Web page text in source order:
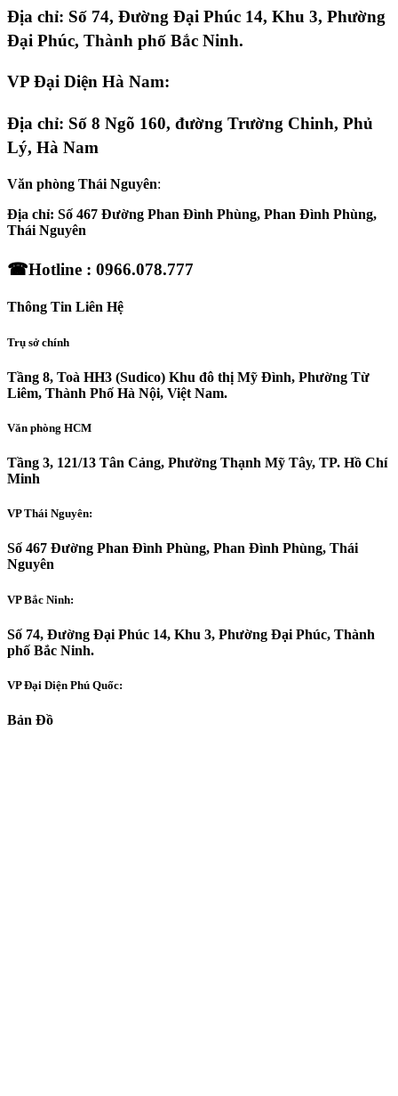
Địa chỉ: Số 74, Đường Đại Phúc 14, Khu 3, Phường
Đại Phúc, Thành phố Bắc Ninh.
VP Đại Diện Hà Nam:
Địa chỉ: Số 8 Ngõ 160, đường Trường Chinh, Phủ
Lý, Hà Nam
Văn phòng Thái Nguyên:
Địa chỉ: Số 467 Đường Phan Đình Phùng, Phan Đình Phùng,
Thái Nguyên
☎Hotline : 0966.078.777
Thông Tin Liên Hệ
Trụ sở chính
Tầng 8, Toà HH3 (Sudico) Khu đô thị Mỹ Đình, Phường Từ
Liêm, Thành Phố Hà Nội, Việt Nam.
Văn phòng HCM
Tầng 3, 121/13 Tân Cảng, Phường Thạnh Mỹ Tây, TP. Hồ Chí
Minh
VP Thái Nguyên:
Số 467 Đường Phan Đình Phùng, Phan Đình Phùng, Thái
Nguyên
VP Bắc Ninh:
Số 74, Đường Đại Phúc 14, Khu 3, Phường Đại Phúc, Thành
phố Bắc Ninh.
VP Đại Diện Phú Quốc:
Bản Đồ